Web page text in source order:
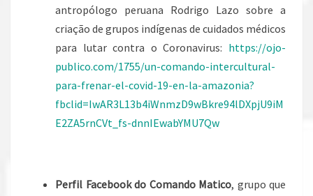
antropólogo peruana Rodrigo Lazo sobre a
criação de grupos indígenas de cuidados médicos
para lutar contra o Coronavirus: https://ojo-
publico.com/1755/un-comando-intercultural-
para-frenar-el-covid-19-en-la-amazonia?
fbclid=IwAR3L13b4iWnmzD9wBkre94lDXpjU9iM
E2ZA5rnCVt_fs-dnnIEwabYMU7Qw
Perfil Facebook do Comando Matico, grupo que